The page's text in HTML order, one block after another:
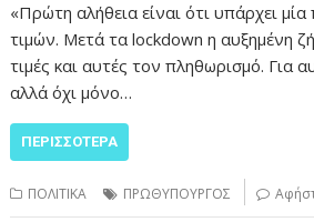
«Πρώτη αλήθεια είναι ότι υπάρχει μία
τιμών. Μετά τα lockdown η αυξημένη
τιμές και αυτές τον πληθωρισμό. Για
αλλά όχι μόνο…
ΠΕΡΙΣΣΌΤΕΡΑ
ΠΟΛΙΤΙΚΑ ΠΡΩΘΥΠΟΥΡΓΟΣ